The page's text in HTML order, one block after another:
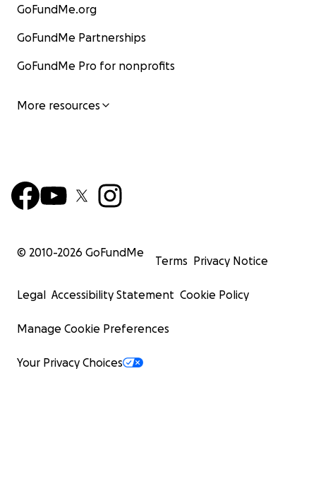
GoFundMe.org
GoFundMe Partnerships
GoFundMe Pro for nonprofits
More resources
© 2010-2026 GoFundMe
Terms Privacy Notice
Legal Accessibility Statement Cookie Policy
Manage Cookie Preferences
Your Privacy Choices